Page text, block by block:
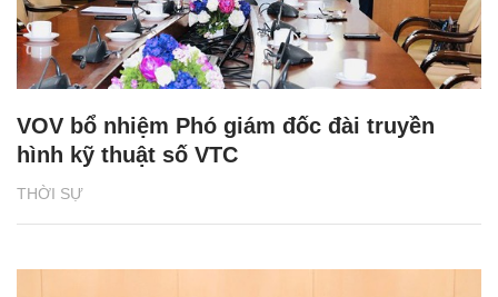
THỜI SỰ
VOV bổ nhiệm Phó giám đốc đài truyền
hình kỹ thuật số VTC